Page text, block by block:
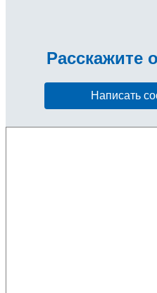
Расскажите
Написать